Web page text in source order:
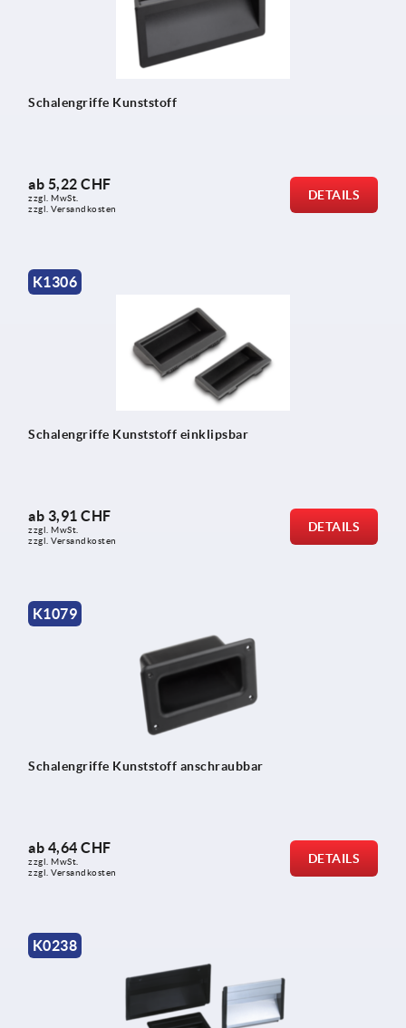
Schalengriffe Kunststoff
ab 5,22 CHF
zzgl. MwSt.
zzgl. Versandkosten
DETAILS
K1306
Schalengriffe Kunststoff einklipsbar
ab 3,91 CHF
zzgl. MwSt.
zzgl. Versandkosten
DETAILS
K1079
Schalengriffe Kunststoff anschraubbar
ab 4,64 CHF
zzgl. MwSt.
zzgl. Versandkosten
DETAILS
K0238